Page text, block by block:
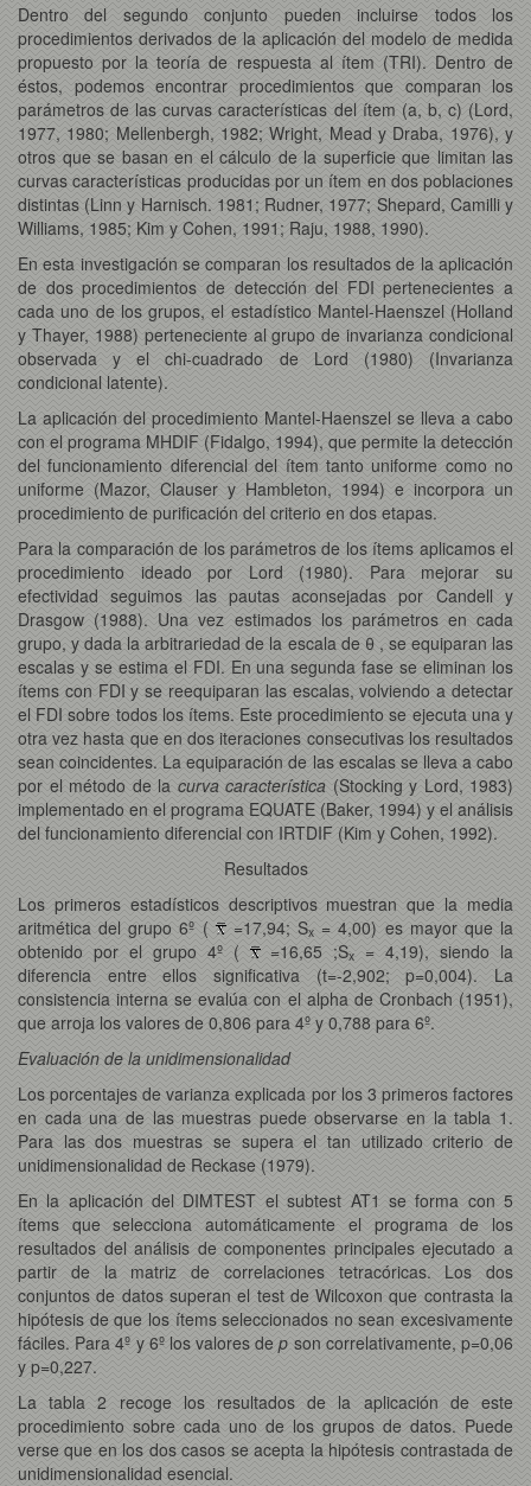
Dentro del segundo conjunto pueden incluirse todos los
procedimientos derivados de la aplicación del modelo de medida
propuesto por la teoría de respuesta al ítem (TRI). Dentro de
éstos, podemos encontrar procedimientos que comparan los
parámetros de las curvas características del ítem (a, b, c) (Lord,
1977, 1980; Mellenbergh, 1982; Wright, Mead y Draba, 1976), y
otros que se basan en el cálculo de la superficie que limitan las
curvas características producidas por un ítem en dos poblaciones
distintas (Linn y Harnisch. 1981; Rudner, 1977; Shepard, Camilli y
Williams, 1985; Kim y Cohen, 1991; Raju, 1988, 1990).
En esta investigación se comparan los resultados de la aplicación
de dos procedimientos de detección del FDI pertenecientes a
cada uno de los grupos, el estadístico Mantel-Haenszel (Holland
y Thayer, 1988) perteneciente al grupo de invarianza condicional
observada y el chi-cuadrado de Lord (1980) (Invarianza
condicional latente).
La aplicación del procedimiento Mantel-Haenszel se lleva a cabo
con el programa MHDIF (Fidalgo, 1994), que permite la detección
del funcionamiento diferencial del ítem tanto uniforme como no
uniforme (Mazor, Clauser y Hambleton, 1994) e incorpora un
procedimiento de purificación del criterio en dos etapas.
Para la comparación de los parámetros de los ítems aplicamos el
procedimiento ideado por Lord (1980). Para mejorar su
efectividad seguimos las pautas aconsejadas por Candell y
Drasgow (1988). Una vez estimados los parámetros en cada
grupo, y dada la arbitrariedad de la escala de θ , se equiparan las
escalas y se estima el FDI. En una segunda fase se eliminan los
ítems con FDI y se reequiparan las escalas, volviendo a detectar
el FDI sobre todos los ítems. Este procedimiento se ejecuta una y
otra vez hasta que en dos iteraciones consecutivas los resultados
sean coincidentes. La equiparación de las escalas se lleva a cabo
por el método de la curva característica (Stocking y Lord, 1983)
implementado en el programa EQUATE (Baker, 1994) y el análisis
del funcionamiento diferencial con IRTDIF (Kim y Cohen, 1992).
Resultados
Los primeros estadísticos descriptivos muestran que la media
aritmética del grupo 6º (
=17,94; Sx = 4,00) es mayor que la
obtenido por el grupo 4º (
=16,65 ;Sx = 4,19), siendo la
diferencia entre ellos significativa (t=-2,902; p=0,004). La
consistencia interna se evalúa con el alpha de Cronbach (1951),
que arroja los valores de 0,806 para 4º y 0,788 para 6º.
Evaluación de la unidimensionalidad
Los porcentajes de varianza explicada por los 3 primeros factores
en cada una de las muestras puede observarse en la tabla 1.
Para las dos muestras se supera el tan utilizado criterio de
unidimensionalidad de Reckase (1979).
En la aplicación del DIMTEST el subtest AT1 se forma con 5
ítems que selecciona automáticamente el programa de los
resultados del análisis de componentes principales ejecutado a
partir de la matriz de correlaciones tetracóricas. Los dos
conjuntos de datos superan el test de Wilcoxon que contrasta la
hipótesis de que los ítems seleccionados no sean excesivamente
fáciles. Para 4º y 6º los valores dep son correlativamente, p=0,06
y p=0,227.
La tabla 2 recoge los resultados de la aplicación de este
procedimiento sobre cada uno de los grupos de datos. Puede
verse que en los dos casos se acepta la hipótesis contrastada de
unidimensionalidad esencial.